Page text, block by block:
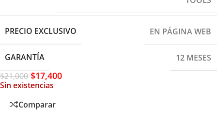
PRECIO EXCLUSIVO EN PÁGINA WEB
GARANTÍA
12 MESES
$21,000 $17,400
Sin existencias
Comparar